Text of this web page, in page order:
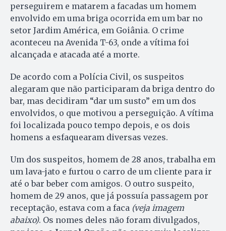
perseguirem e matarem a facadas um homem
envolvido em uma briga ocorrida em um bar no
setor Jardim América, em Goiânia. O crime
aconteceu na Avenida T-63, onde a vítima foi
alcançada e atacada até a morte.
De acordo com a Polícia Civil, os suspeitos
alegaram que não participaram da briga dentro do
bar, mas decidiram “dar um susto” em um dos
envolvidos, o que motivou a perseguição. A vítima
foi localizada pouco tempo depois, e os dois
homens a esfaquearam diversas vezes.
Um dos suspeitos, homem de 28 anos, trabalha em
um lava-jato e furtou o carro de um cliente para ir
até o bar beber com amigos. O outro suspeito,
homem de 29 anos, que já possuía passagem por
receptação, estava com a faca (veja imagem
abaixo). Os nomes deles não foram divulgados,